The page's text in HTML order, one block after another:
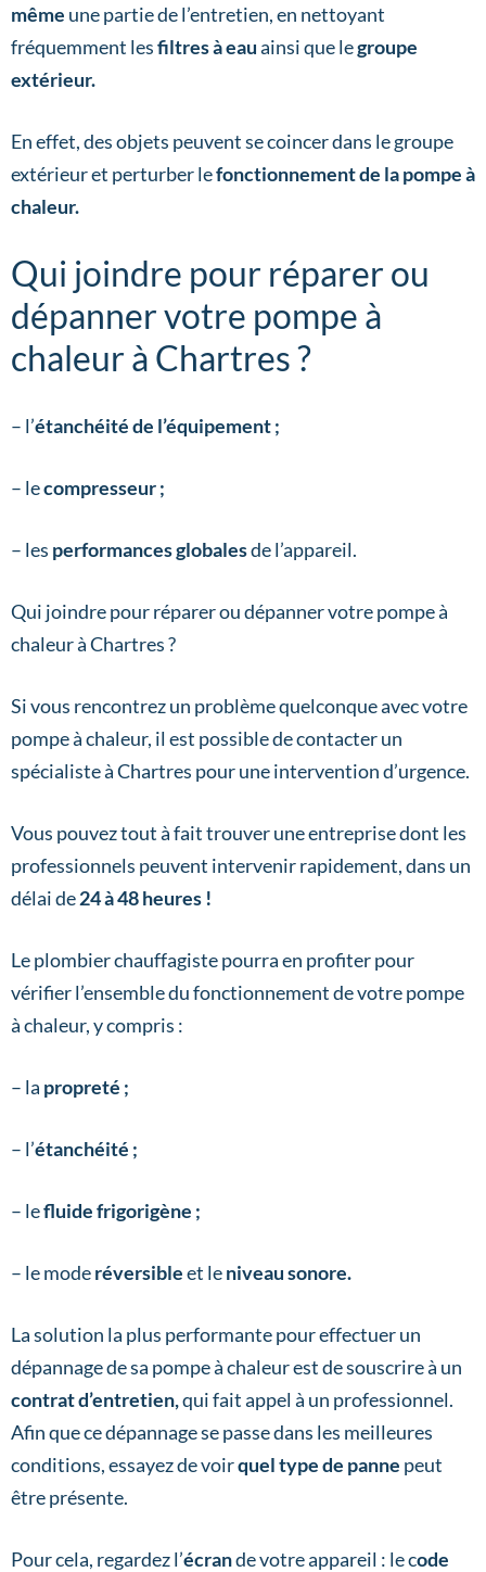
même une partie de l’entretien, en nettoyant
fréquemment lesfiltres à eauainsi que legroupe
extérieur.
En effet, des objets peuvent se coincer dans le groupe
extérieur et perturber lefonctionnement de la pompe à
chaleur.
Qui joindre pour réparer ou
dépanner votre pompe à
chaleur à Chartres ?
– l’étanchéité de l’équipement ;
– lecompresseur ;
– les performances globalesde l’appareil.
Qui joindre pour réparer ou dépanner votre pompe à
chaleur à Chartres ?
Si vous rencontrez un problème quelconque avec votre
pompe à chaleur, il est possible de contacter un
spécialiste à Chartres pour une intervention d’urgence.
Vous pouvez tout à fait trouver une entreprise dont les
professionnels peuvent intervenir rapidement, dans un
délai de24 à 48 heures !
Le plombier chauffagiste pourra en profiter pour
vérifier l’ensemble du fonctionnement de votre pompe
à chaleur, y compris :
– la propreté ;
– l’étanchéité ;
– lefluide frigorigène ;
– le moderéversibleet leniveau sonore.
La solution la plus performante pour effectuer un
dépannage de sa pompe à chaleur est de souscrire à un
contrat d’entretien,qui fait appel à un professionnel.
Afin que ce dépannage se passe dans les meilleures
conditions, essayez de voirquel type de panne peut
être présente.
Pour cela, regardez l’écrande votre appareil : le code